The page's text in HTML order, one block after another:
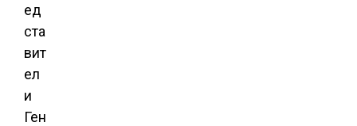
ед
ста
вит
ел
и
Ген